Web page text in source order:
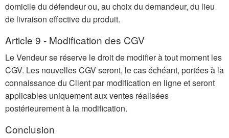
domicile du défendeur ou, au choix du demandeur, du lieu
de livraison effective du produit.
Article 9 - Modification des CGV
Le Vendeur se réserve le droit de modifier à tout moment les
CGV. Les nouvelles CGV seront, le cas échéant, portées à la
connaissance du Client par modification en ligne et seront
applicables uniquement aux ventes réalisées
postérieurement à la modification.
Conclusion